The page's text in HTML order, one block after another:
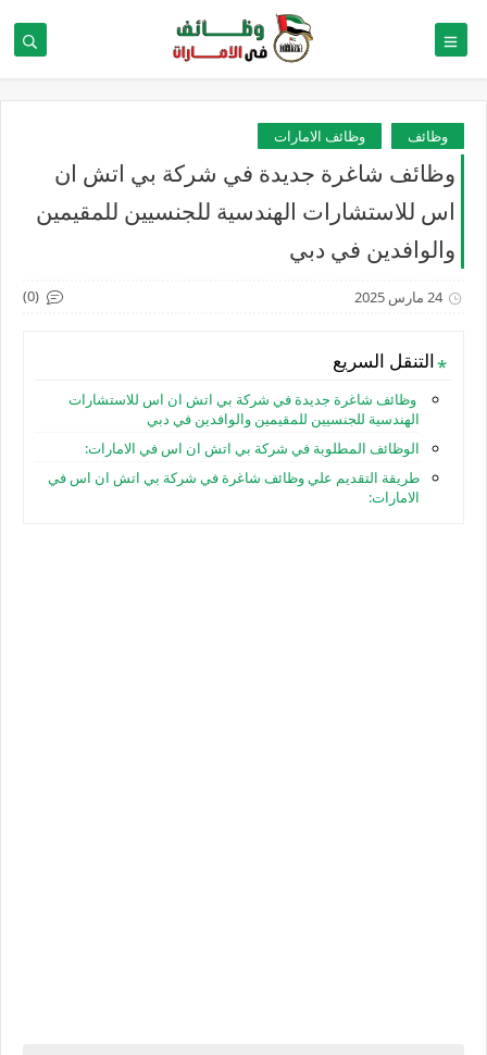
وظائف وظائف الامارات
وظائف شاغرة جديدة في شركة بي اتش ان
اس للاستشارات الهندسية للجنسيين للمقيمين
والوافدين في دبي
24 مارس 2025 (0)
التنقل السريع
وظائف شاغرة جديدة في شركة بي اتش ان اس للاستشارات
الهندسية للجنسيين للمقيمين والوافدين في دبي
الوظائف المطلوبة في شركة بي اتش ان اس في الامارات:
طريقة التقديم علي وظائف شاغرة في شركة بي اتش ان اس في
الامارات: